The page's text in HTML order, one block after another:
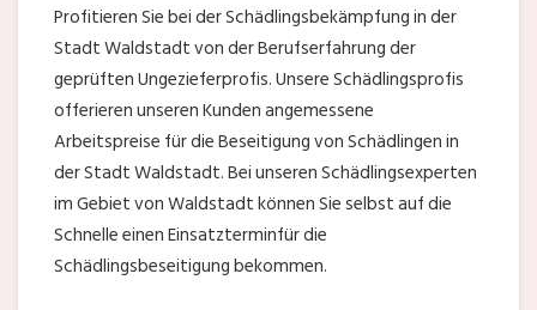
Profitieren Sie bei der Schädlingsbekämpfung in der
Stadt Waldstadt von der Berufserfahrung der
geprüften Ungezieferprofis. Unsere Schädlingsprofis
offerieren unseren Kunden angemessene
Arbeitspreise für die Beseitigung von Schädlingen in
der Stadt Waldstadt. Bei unseren Schädlingsexperten
im Gebiet von Waldstadt können Sie selbst auf die
Schnelle einen Einsatzterminfür die
Schädlingsbeseitigung bekommen.